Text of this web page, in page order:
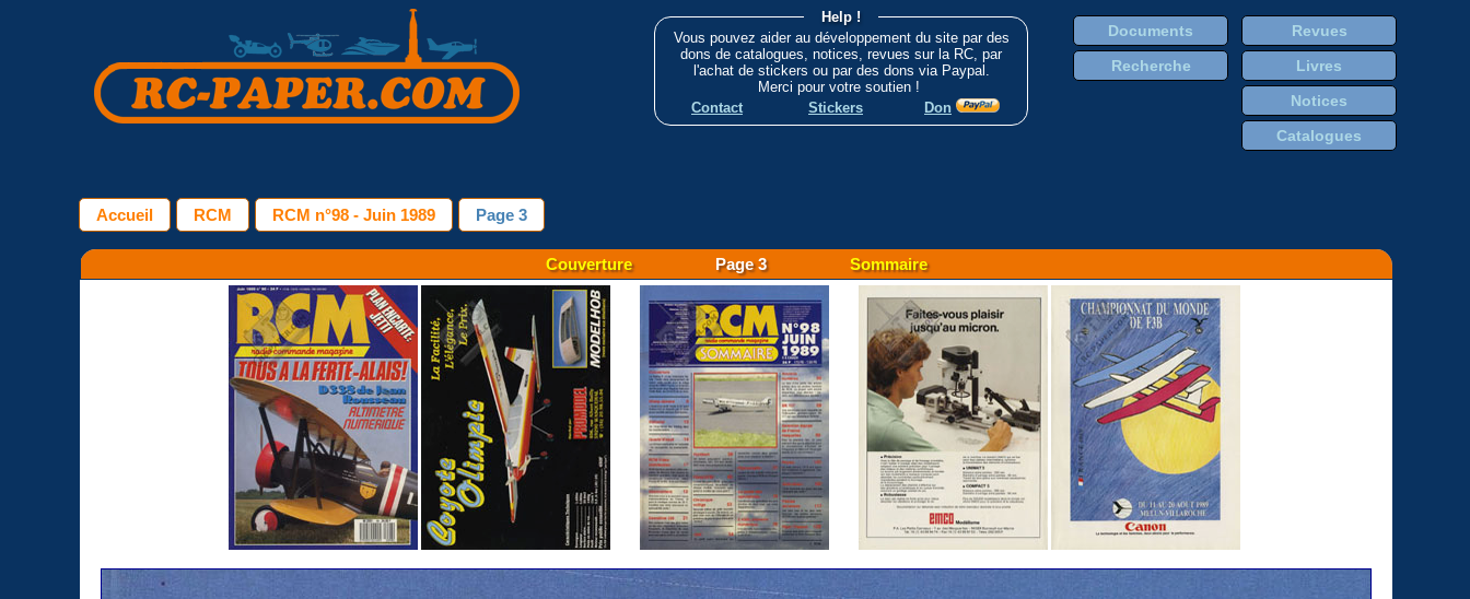
Help !
Vous pouvez aider au développement du site par des
dons de catalogues, notices, revues sur la RC, par
l'achat de stickers ou par des dons via Paypal.
Merci pour votre soutien !
Contact
Stickers Don
Documents
Recherche
Revues
Livres
Notices
Catalogues
Accueil RCM RCM n°98 - Juin 1989 Page 3
CouverturePage 3 Sommaire